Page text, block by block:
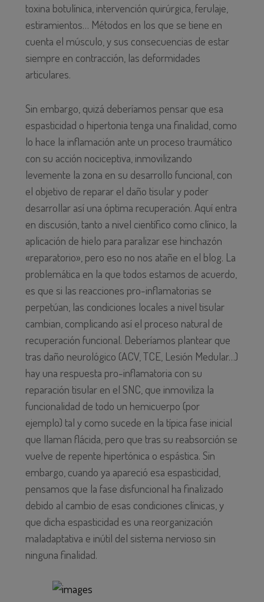
toxina botulínica, intervención quirúrgica, ferulaje,
estiramientos… Métodos en los que se tiene en
cuenta el músculo, y sus consecuencias de estar
siempre en contracción, las deformidades
articulares.
Sin embargo, quizá deberíamos pensar que esa
espasticidad o hipertonia tenga una finalidad, como
lo hace la inflamación ante un proceso traumático
con su acción nociceptiva, inmovilizando
levemente la zona en su desarrollo funcional, con
el objetivo de reparar el daño tisular y poder
desarrollar así una óptima recuperación. Aquí entra
en discusión, tanto a nivel científico como clínico, la
aplicación de hielo para paralizar ese hinchazón
«reparatorio», pero eso no nos atañe en el blog. La
problemática en la que todos estamos de acuerdo,
es que si las reacciones pro-inflamatorias se
perpetúan, las condiciones locales a nivel tisular
cambian, complicando así el proceso natural de
recuperación funcional. Deberíamos plantear que
tras daño neurológico (ACV, TCE, Lesión Medular…)
hay una respuesta pro-inflamatoria con su
reparación tisular en el SNC, que inmoviliza la
funcionalidad de todo un hemicuerpo (por
ejemplo) tal y como sucede en la típica fase inicial
que llaman flácida, pero que tras su reabsorción se
vuelve de repente hipertónica o espástica. Sin
embargo, cuando ya apareció esa espasticidad,
pensamos que la fase disfuncional ha finalizado
debido al cambio de esas condiciones clínicas, y
que dicha espasticidad es una reorganización
maladaptativa e inútil del sistema nervioso sin
ninguna finalidad.